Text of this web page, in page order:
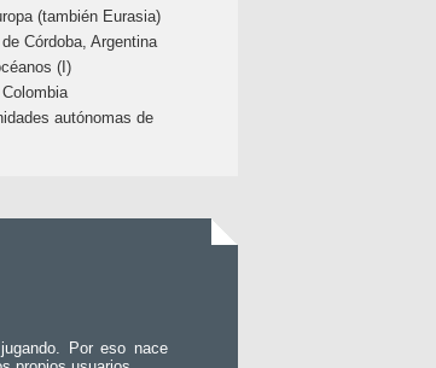
(también Eurasia)
Córdoba, Argentina
(I)
autónomas de
Por eso nace